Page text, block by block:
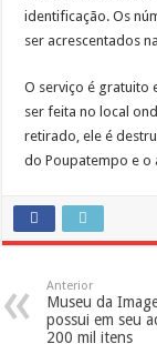
identificação. Os
ser acrescentados
O serviço é gratuito
ser feita no local
retirado, ele é
do Poupatempo e o
Anterior
Museu da
possui em seu
200 mil itens